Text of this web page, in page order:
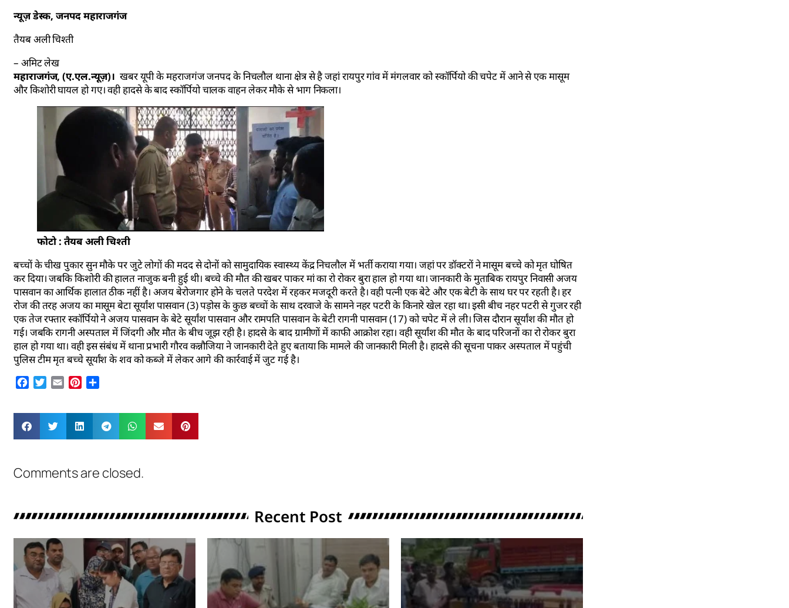
न्यूज़ डेस्क, जनपद महाराजगंज
तैयब अली चिश्ती
– अमिट लेख
महाराजगंज, (ए.एल.न्यूज़)। खबर यूपी के महराजगंज जनपद के निचलौल थाना क्षेत्र से है जहां रायपुर गांव में मंगलवार को स्कॉर्पियो की चपेट में आने से एक मासूम
और किशोरी घायल हो गए। वही हादसे के बाद स्कॉर्पियो चालक वाहन लेकर मौके से भाग निकला।
फोटो : तैयब अली चिश्ती
बच्चों के चीख पुकार सुन मौके पर जुटे लोगों की मदद से दोनों को सामुदायिक स्वास्थ्य केंद्र निचलौल में भर्ती कराया गया। जहां पर डॉक्टरों ने मासूम बच्चे को मृत घोषित
कर दिया। जबकि किशोरी की हालत नाजुक बनी हुई थी। बच्चे की मौत की खबर पाकर मां का रो रोकर बुरा हाल हो गया था। जानकारी के मुताबिक रायपुर निवासी अजय
पासवान का आर्थिक हालात ठीक नहीं है। अजय बेरोजगार होने के चलते परदेश में रहकर मजदूरी करते है। वही पत्नी एक बेटे और एक बेटी के साथ घर पर रहती है। हर
रोज की तरह अजय का मासूम बेटा सूर्यांश पासवान (3) पड़ोस के कुछ बच्चों के साथ दरवाजे के सामने नहर पटरी के किनारे खेल रहा था। इसी बीच नहर पटरी से गुजर रही
एक तेज रफ्तार स्कॉर्पियो ने अजय पासवान के बेटे सूर्यांश पासवान और रामपति पासवान के बेटी रागनी पासवान (17) को चपेट में ले ली। जिस दौरान सूर्यांश की मौत हो
गई। जबकि रागनी अस्पताल में जिंदगी और मौत के बीच जूझ रही है। हादसे के बाद ग्रामीणों में काफी आक्रोश रहा। वही सूर्यांश की मौत के बाद परिजनों का रो रोकर बुरा
हाल हो गया था। वही इस संबंध में थाना प्रभारी गौरव कन्नौजिया ने जानकारी देते हुए बताया कि मामले की जानकारी मिली है। हादसे की सूचना पाकर अस्पताल में पहुंची
पुलिस टीम मृत बच्चे सूर्यांश के शव को कब्जे में लेकर आगे की कार्रवाई में जुट गई है।
Facebook
Twitter
Email Pinterest
Comments are closed.
Recent Post